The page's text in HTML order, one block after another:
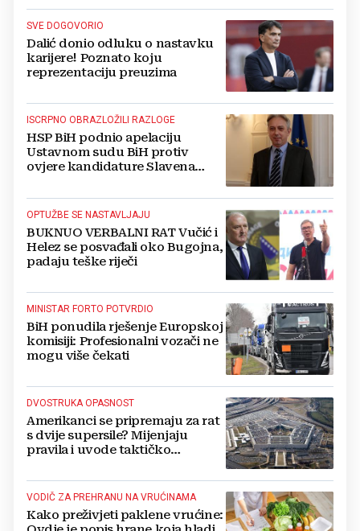
SVE DOGOVORIO
Dalić donio odluku o nastavku
karijere! Poznato koju
reprezentaciju preuzima
ISCRPNO OBRAZLOŽILI RAZLOGE
HSP BiH podnio apelaciju
Ustavnom sudu BiH protiv
ovjere kandidature Slavena
OPTUŽBE SE NASTAVLJAJU
BUKNUO VERBALNI RAT Vučić i
Helez se posvađali oko Bugojna,
padaju teške riječi
MINISTAR FORTO POTVRDIO
BiH ponudila rješenje Europskoj
komisiji: Profesionalni vozači ne
mogu više čekati
DVOSTRUKA OPASNOST
Amerikanci se pripremaju za rat
s dvije supersile? Mijenjaju
pravila i uvode taktičko
VODIČ ZA PREHRANU NA VRUĆINAMA
Kako preživjeti paklene vrućine: